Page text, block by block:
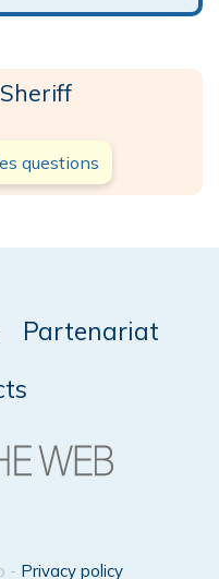
Sheriff
questions
Partenariat
- Privacy policy